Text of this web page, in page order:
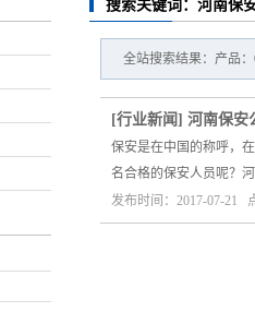
搜索关键词：河南保
全站搜索结果：产品
[行业新闻] 河南保安
保安是在中国的称呼，
名合格的保安人员呢？
发布时间：2017-07-21